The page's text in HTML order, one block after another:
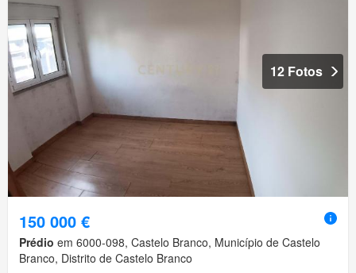
12 Fotos
150 000 €
Prédio em 6000-098, Castelo Branco, Município de Castelo
Branco, Distrito de Castelo Branco